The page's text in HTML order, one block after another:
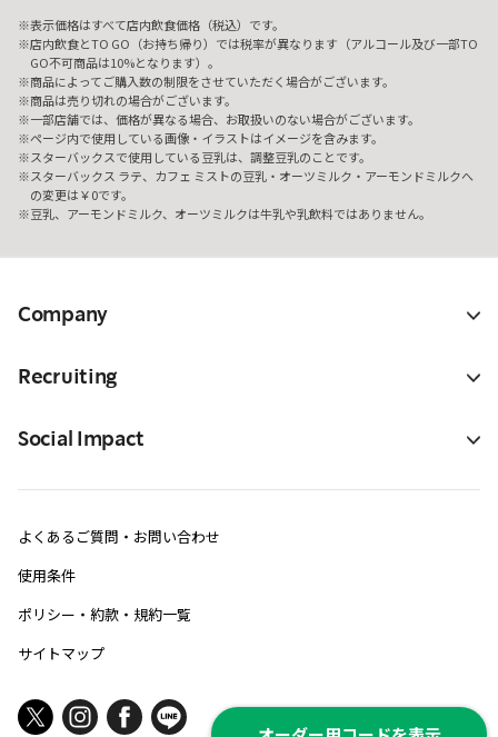
表示価格はすべて店内飲食価格（税込）です。
店内飲食とTO GO（お持ち帰り）では税率が異なります（アルコール及び一部TO
GO不可商品は10%となります）。
商品によってご購入数の制限をさせていただく場合がございます。
商品は売り切れの場合がございます。
一部店舗では、価格が異なる場合、お取扱いのない場合がございます。
ページ内で使用している画像・イラストはイメージを含みます。
スターバックスで使用している豆乳は、調整豆乳のことです。
スターバックス ラテ、カフェ ミストの豆乳・オーツミルク・アーモンドミルクへ
の変更は￥0です。
豆乳、アーモンドミルク、オーツミルクは牛乳や乳飲料ではありません。
Company
Recruiting
Social Impact
よくあるご質問・お問い合わせ
使用条件
ポリシー・約款・規約一覧
サイトマップ